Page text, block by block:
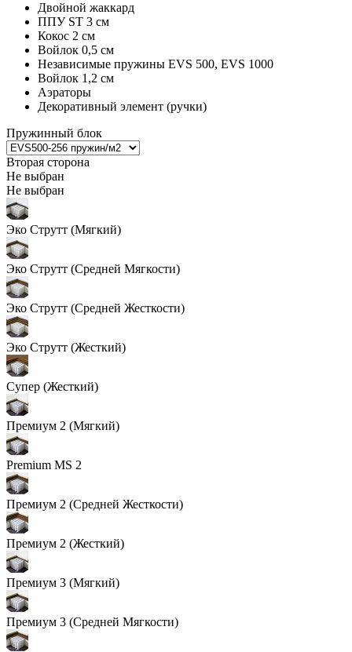
Двойной жаккард
ППУ ST 3 см
Кокос 2 см
Войлок 0,5 см
Независимые пружины EVS 500, EVS 1000
Войлок 1,2 см
Аэраторы
Декоративный элемент (ручки)
Пружинный блок
Вторая сторона
Не выбран
Не выбран
Эко Струтт (Мягкий)
Эко Струтт (Средней Мягкости)
Эко Струтт (Средней Жесткости)
Эко Струтт (Жесткий)
Супер (Жесткий)
Премиум 2 (Мягкий)
Premium MS 2
Премиум 2 (Средней Жесткости)
Премиум 2 (Жесткий)
Премиум 3 (Мягкий)
Премиум 3 (Средней Мягкости)